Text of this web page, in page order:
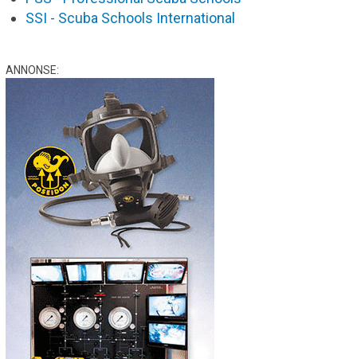
SSI - Scuba Schools International
ANNONSE: